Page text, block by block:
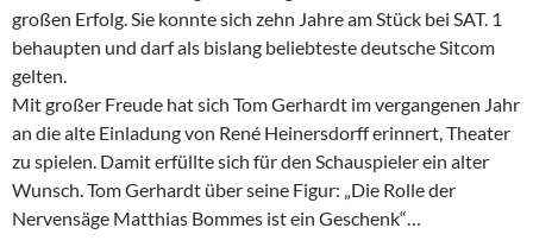
großen Erfolg. Sie konnte sich zehn Jahre am Stück bei SAT. 1
behaupten und darf als bislang beliebteste deutsche Sitcom
gelten.
Mit großer Freude hat sich Tom Gerhardt im vergangenen Jahr
an die alte Einladung von René Heinersdorff erinnert, Theater
zu spielen. Damit erfüllte sich für den Schauspieler ein alter
Wunsch. Tom Gerhardt über seine Figur: „Die Rolle der
Nervensäge Matthias Bommes ist ein Geschenk“…